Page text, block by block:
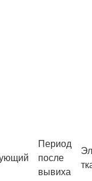
Период
после
вывиха